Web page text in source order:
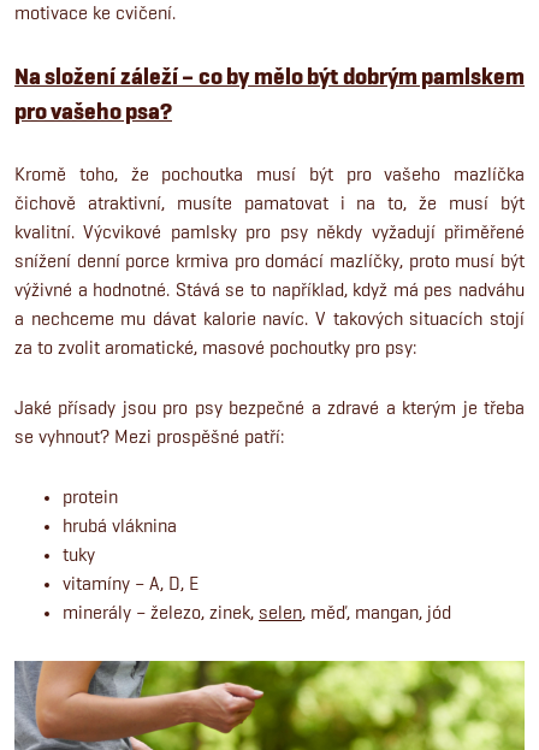
motivace ke cvičení.
Na složení záleží – co by mělo být dobrým pamlskem
pro vašeho psa?
Kromě toho, že pochoutka musí být pro vašeho mazlíčka
čichově atraktivní, musíte pamatovat i na to, že musí být
kvalitní. Výcvikové pamlsky pro psy někdy vyžadují přiměřené
snížení denní porce krmiva pro domácí mazlíčky, proto musí být
výživné a hodnotné. Stává se to například, když má pes nadváhu
a nechceme mu dávat kalorie navíc. V takových situacích stojí
za to zvolit aromatické, masové pochoutky pro psy:
Jaké přísady jsou pro psy bezpečné a zdravé a kterým je třeba
se vyhnout? Mezi prospěšné patří:
protein
hrubá vláknina
tuky
vitamíny – A, D, E
minerály – železo, zinek, selen, měď, mangan, jód